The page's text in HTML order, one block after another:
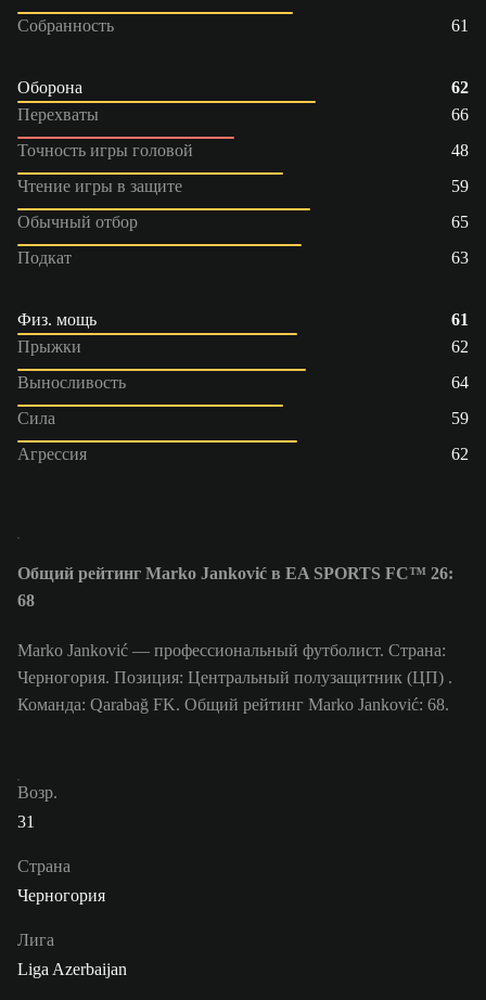
Собранность
61
Оборона
62
Перехваты
66
Точность игры головой
48
Чтение игры в защите
59
Обычный отбор
65
Подкат
63
Физ. мощь
61
Прыжки
62
Выносливость
64
Сила
59
Агрессия
62
Общий рейтинг Marko Janković в EA SPORTS FC™ 26:
68
Marko Janković — профессиональный футболист. Страна:
Черногория. Позиция: Центральный полузащитник (ЦП) .
Команда: Qarabağ FK. Общий рейтинг Marko Janković: 68.
Возр.
31
Страна
Черногория
Лига
Liga Azerbaijan